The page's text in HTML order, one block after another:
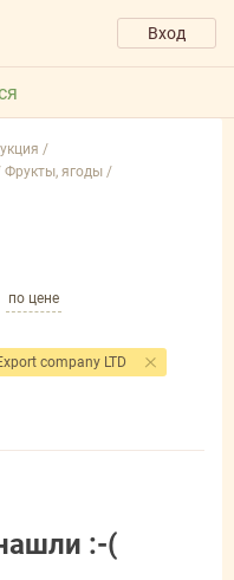
Вход
/
Фрукты, ягоды /
по цене
company LTD
:-(